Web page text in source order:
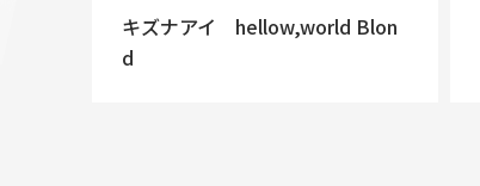
キズナアイ hellow,world Blon
d